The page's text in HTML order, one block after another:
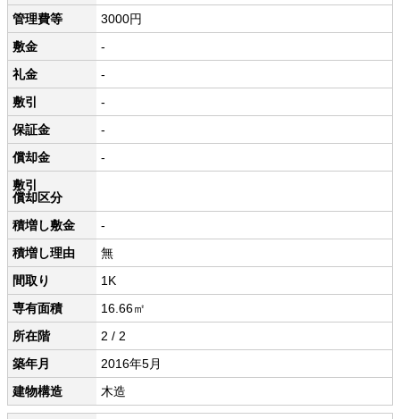
管理費等
3000円
敷金
-
礼金
-
敷引
-
保証金
-
償却金
-
敷引
償却区分
積増し敷金
-
積増し理由
無
間取り
1K
専有面積
16.66㎡
所在階
2 / 2
築年月
2016年5月
建物構造
木造